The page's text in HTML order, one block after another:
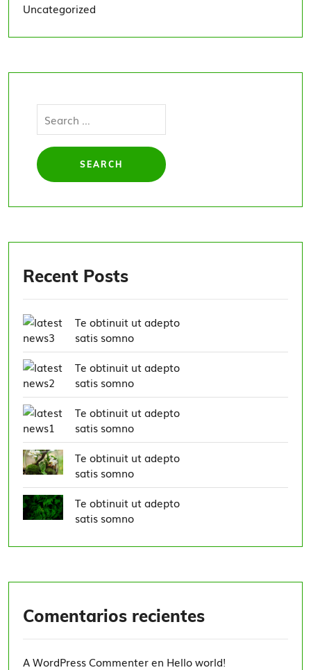
Uncategorized
Recent Posts
Te obtinuit ut adepto
satis somno
Te obtinuit ut adepto
satis somno
Te obtinuit ut adepto
satis somno
Te obtinuit ut adepto
satis somno
Te obtinuit ut adepto
satis somno
Comentarios recientes
A WordPress Commenteren Hello world!